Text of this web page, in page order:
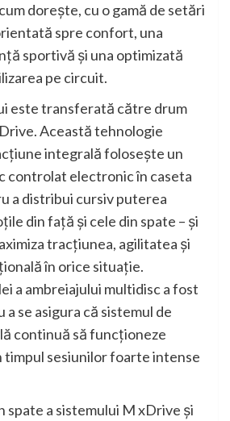
doreşte, cu o gamă de setări
spre confort, una
sportivă şi una optimizată
pe circuit.
este transferată către drum
Această tehnologie
integrală foloseşte un
controlat electronic în caseta
a distribui cursiv puterea
din faţă şi cele din spate – şi
tracţiunea, agilitatea şi
în orice situaţie.
a ambreiajului multidisc a fost
se asigura că sistemul de
continuă să funcţioneze
timpul sesiunilor foarte intense
spate a sistemului M xDrive şi